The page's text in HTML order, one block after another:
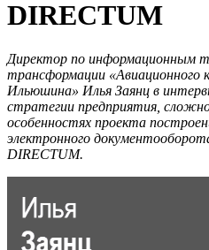
DIRECTUM
Директор по информационным
трансформации «Авиационного
Ильюшина» Илья Заянц в
стратегии предприятия,
особенностях проекта
электронного
DIRECTUM.